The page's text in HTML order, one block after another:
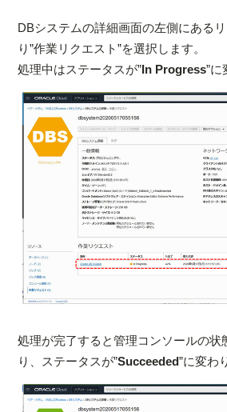
DBシステムの詳細画面の左側にある
り”作業リクエスト”を選択します。
処理中はステータスが”In Progress”に
処理が完了すると管理コンソールの状
り、ステータスが”Succeeded”に変わ